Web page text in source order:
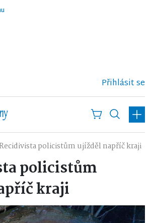
Přihlásit se
policistům ujížděl napříč kraji
policistům
kraji